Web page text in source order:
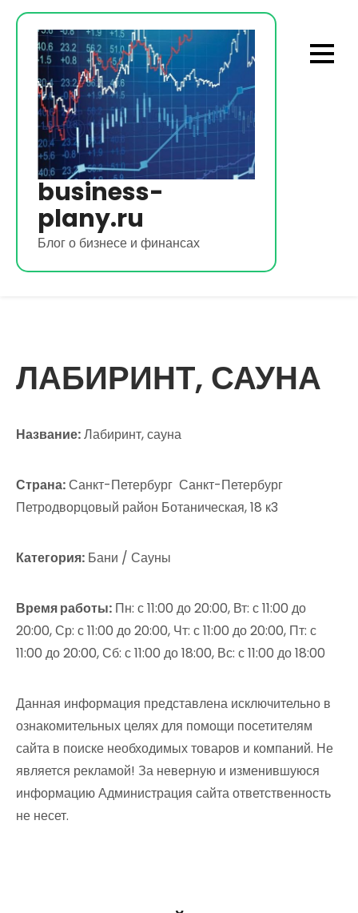
Перейти
содержимому
business-
plany.ru
Блог о бизнесе и финансах
ЛАБИРИНТ, САУНА
Название:Лабиринт, сауна
Страна:Санкт-Петербург Санкт-Петербург
Петродворцовый район Ботаническая, 18 к3
Категория: Бани / Сауны
Время работы: Пн: с 11:00 до 20:00, Вт: с 11:00 до
20:00, Ср: с 11:00 до 20:00, Чт: с 11:00 до 20:00, Пт: с
11:00 до 20:00, Сб: с 11:00 до 18:00, Вс: с 11:00 до 18:00
Данная информация представлена исключительно в
ознакомительных целях для помощи посетителям
сайта в поиске необходимых товаров и компаний. Не
является рекламой! За неверную и изменившуюся
информацию Администрация сайта ответственность
не несет.